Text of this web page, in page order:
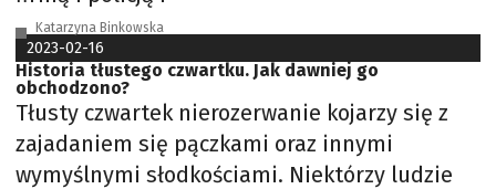
Katarzyna Binkowska
2023-02-16
Historia tłustego czwartku. Jak dawniej go
obchodzono?
Tłusty czwartek nierozerwanie kojarzy się z
zajadaniem się pączkami oraz innymi
wymyślnymi słodkościami. Niektórzy ludzie